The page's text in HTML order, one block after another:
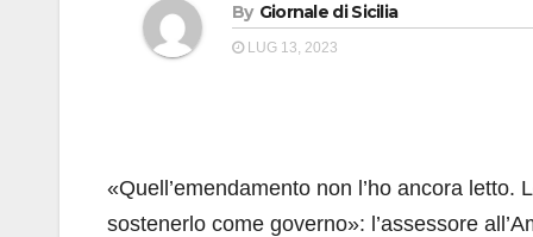
By Giornale di Sicilia
LUG 13, 2023
«Quell’emendamento non l’ho ancora
sostenerlo come governo»: l’assessore